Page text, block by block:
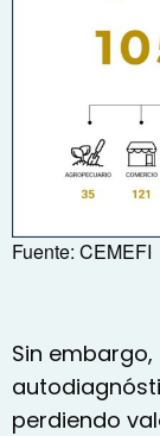
Fuente: CEMEFI
Sin
perdiendo